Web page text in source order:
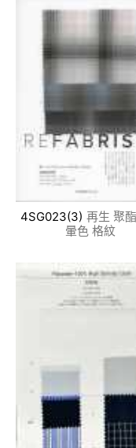
4SG023(3) 再生 聚
暈色 格紋